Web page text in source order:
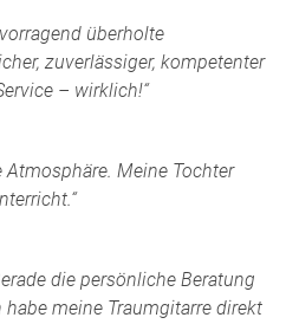
überholte
zuverlässiger, kompetenter
– wirklich!“
Atmosphäre. Meine Tochter
die persönliche Beratung
meine Traumgitarre direkt